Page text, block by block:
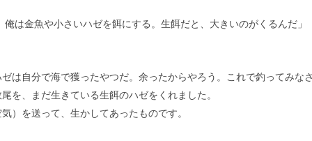
は金魚や小さいハゼを餌にする。生餌だと、大きいのがくるんだ」
は自分で海で獲ったやつだ。余ったからやろう。これで釣ってみな
を、まだ生きている生餌のハゼをくれました。
）を送って、生かしてあったものです。